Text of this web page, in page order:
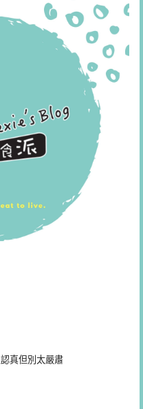
真但別太嚴肅